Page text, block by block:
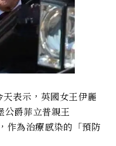
天表示，英國女王伊麗
公爵菲立普親王
作為治療感染的「預防